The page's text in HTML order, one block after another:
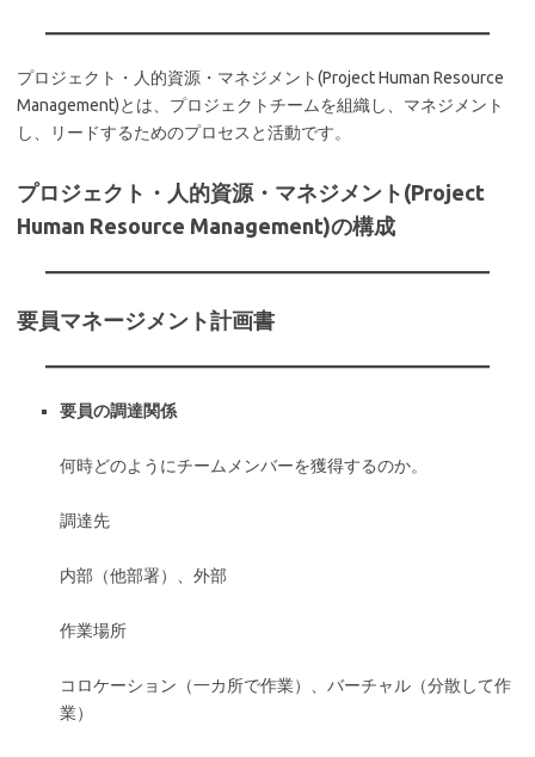
プロジェクト・人的資源・マネジメント(Project Human Resource
Management)とは、プロジェクトチームを組織し、マネジメント
し、リードするためのプロセスと活動です。
プロジェクト・人的資源・マネジメント(Project
Human Resource Management)の構成
要員マネージメント計画書
要員の調達関係
何時どのようにチームメンバーを獲得するのか。
調達先
内部（他部署）、外部
作業場所
コロケーション（一カ所で作業）、バーチャル（分散して作
業）